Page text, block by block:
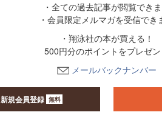
・全ての過去記事が閲覧でき
・会員限定メルマガを受信でき
・翔泳社の本が買える！
500円分のポイントをプレゼン
メールバックナンバー
新規会員登録 無料